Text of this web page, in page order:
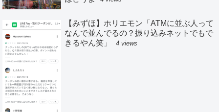
【みずほ】ホリエモン「ATMに並ぶ人って
なんで並んでるの？振り込みネットでもで
きるやん笑」
4 views